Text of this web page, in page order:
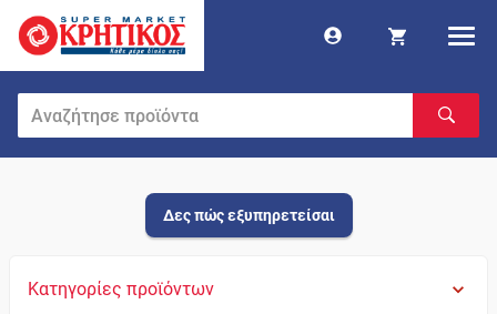
Δες πώς εξυπηρετείσαι
Κατηγορίες προϊόντων